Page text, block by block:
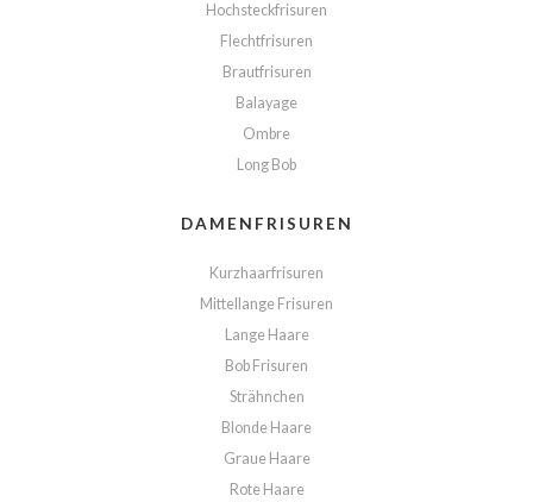
Hochsteckfrisuren
Flechtfrisuren
Brautfrisuren
Balayage
Ombre
Long Bob
DAMENFRISUREN
Kurzhaarfrisuren
Mittellange Frisuren
Lange Haare
Bob Frisuren
Strähnchen
Blonde Haare
Graue Haare
Rote Haare